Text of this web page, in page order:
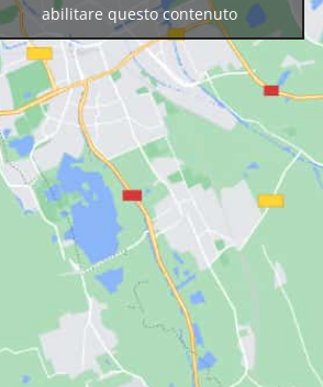
abilitare questo contenuto